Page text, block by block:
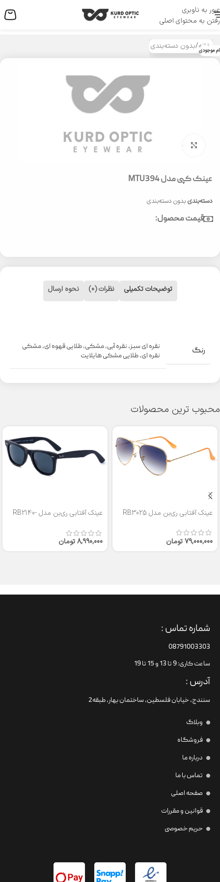
عبور به ناوبری
رفتن به محتوای اصلی
منو
خانه/بدون دسته‌بندی موجودی
بزرگنمایی تصویر
عینک کپی مدل MTU394
دسته‌بندی بدون دسته‌بندی
قیمت محصول:
توضیحات تکمیلی نظرات (0) نحوه ارسال
رنگ نقره ای سبز, نقره آبی,مشکی,طلایی قهوه ای,مشکی
نقره ای,طلایی مشکی هایلایت
محبوب ترین محصولات
عینک آفتابی ری‌بن مدل RB3025
79,000,000تومان
عینک آفتابی ری‌بن مدل RB2140-
8,990,000تومان
شماره تماس :
08791003303
ساعت کاری: 9 تا 13 و 15 تا 19
آدرس :
سنندج، خیابان فلسطین،‌ ساختمان بهار، طبقه2
وبلاگ
فروشگاه
درباره ما
تماس با ما
صفحه اصلی
قوانین و مقررات
حریم خصوصی